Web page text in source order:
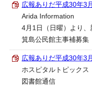
広報ありだ平成30年3
Arida Information
4月1日（日曜）より
箕島公民館主事補募集
広報ありだ平成30年3
ホスピタルトピックス
図書館通信